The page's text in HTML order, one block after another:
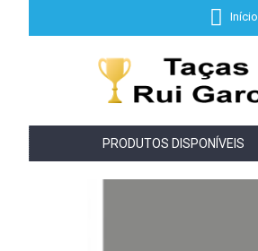
Início
PRODUTOS DISPONÍVEIS